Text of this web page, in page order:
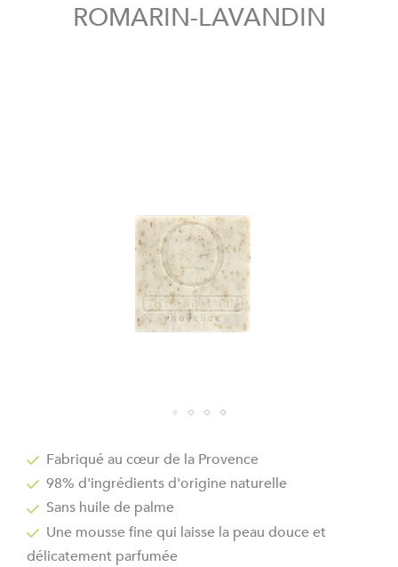
the
beginning
of
images
gallery
ROMARIN-LAVANDIN
Fabriqué au cœur de la Provence
98% d'ingrédients d'origine naturelle
Sans huile de palme
Une mousse fine qui laisse la peau douce et
délicatement parfumée